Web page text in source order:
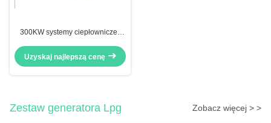
300KW systemy ciepłownicze i
chłodzeniu, gazu ziemnego
CCHP połączone chłodzenie
Uzyskaj najlepszą cenę
Zestaw generatora Lpg Zobacz więcej > >